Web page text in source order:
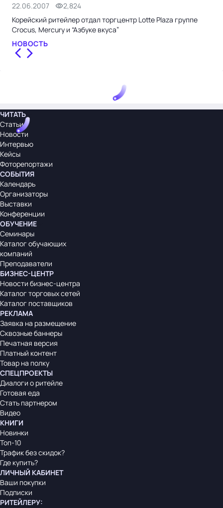
22.06.2007
2,824
Корейский ритейлер отдал торгцентр Lotte Plaza группе
Crocus, Mercury и “Азбуке вкуса”
НОВОСТЬ
ЧИТАТЬ
Статьи
Новости
Интервью
Кейсы
Фоторепортажи
СОБЫТИЯ
Календарь
Организаторы
Выставки
Конференции
ОБУЧЕНИЕ
Семинары
Каталог обучающих
компаний
Преподаватели
БИЗНЕС-ЦЕНТР
Новости бизнес-центра
Каталог торговых сетей
Каталог поставщиков
РЕКЛАМА
Заявка на размещение
Сквозные баннеры
Печатная версия
Платный контент
Товар на полку
СПЕЦПРОЕКТЫ
Диалоги о ритейле
Готовая еда
Стать партнером
Видео
КНИГИ
Новинки
Топ-10
Трафик без скидок?
Где купить?
ЛИЧНЫЙ КАБИНЕТ
Ваши покупки
Подписки
РИТЕЙЛЕРУ: